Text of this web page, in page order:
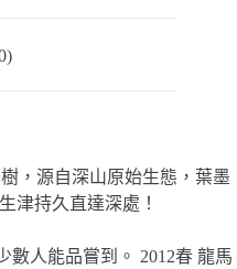
，源自深山原始生態，葉墨
津持久直達深處！
數人能品嘗到。 2012春 龍馬